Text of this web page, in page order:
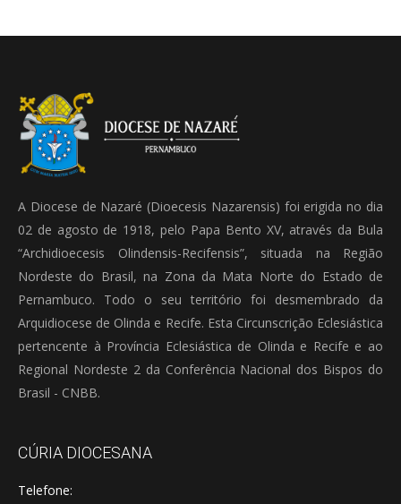
A Diocese de Nazaré (Dioecesis Nazarensis) foi erigida no dia
02 de agosto de 1918, pelo Papa Bento XV, através da Bula
“Archidioecesis Olindensis-Recifensis”, situada na Região
Nordeste do Brasil, na Zona da Mata Norte do Estado de
Pernambuco. Todo o seu território foi desmembrado da
Arquidiocese de Olinda e Recife. Esta Circunscrição Eclesiástica
pertencente à Província Eclesiástica de Olinda e Recife e ao
Regional Nordeste 2 da Conferência Nacional dos Bispos do
Brasil - CNBB.
CÚRIA DIOCESANA
Telefone: